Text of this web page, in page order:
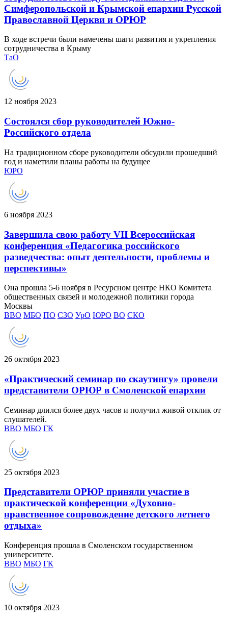
Симферопольской и Крымской епархии Русской
Православной Церкви и ОРЮР
В ходе встречи были намечены шаги развития и укрепления
сотрудничества в Крыму
ТаО
12 ноября 2023
Состоялся сбор руководителей Южно-
Российского отдела
На традиционном сборе руководители обсудили прошедший
год и наметили планы работы на будущее
ЮРО
6 ноября 2023
Завершила свою работу VII Всероссийская
конференция «Педагогика российского
разведчества: опыт деятельности, проблемы и
перспективы»
Она прошла 5-6 ноября в Ресурсном центре НКО Комитета
общественных связей и молодежной политики города
Москвы
ВВО МБО ПО СЗО УрО ЮРО ВО СКО
26 октября 2023
«Практический семинар по скаутингу» провели
представители ОРЮР в Смоленской епархии
Семинар длился более двух часов и получил живой отклик от
слушателей.
ВВО МБО ГК
25 октября 2023
Представители ОРЮР приняли участие в
практической конференции «Духовно-
нравственное сопровождение детского летнего
отдыха»
Конференция прошла в Смоленском государственном
университете.
ВВО МБО ГК
10 октября 2023